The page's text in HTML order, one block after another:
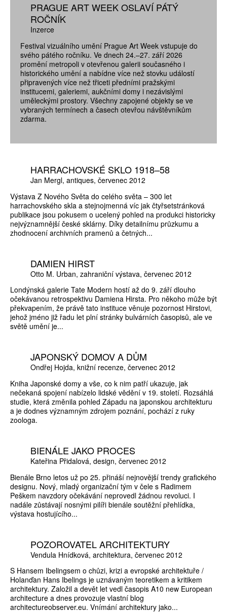
PRAGUE ART WEEK OSLAVÍ PÁTÝ
ROČNÍK
Inzerce
Festival vizuálního umění Prague Art Week vstupuje do
svého pátého ročníku. Ve dnech 24.–27. září 2026
promění metropoli v otevřenou galerii současného i
historického umění a nabídne více než stovku událostí
připravených více než třiceti předními pražskými
institucemi, galeriemi, aukčními domy i nezávislými
uměleckými prostory. Všechny zapojené objekty se ve
vybraných termínech a časech otevřou návštěvníkům
zdarma.
HARRACHOVSKÉ SKLO 1918–58
Jan Mergl antiques červenec 2012
Výstava Z Nového Světa do celého světa – 300 let
harrachovského skla a stejnojmenná víc jak čtyřsetstránková
publikace jsou pokusem o ucelený pohled na produkci historicky
nejvýznamnější české sklárny. Díky detailnímu průzkumu a
zhodnocení archivních pramenů a četných...
DAMIEN HIRST
Otto M. Urban zahraniční výstava červenec 2012
Londýnská galerie Tate Modern hostí až do 9. září dlouho
očekávanou retrospektivu Damiena Hirsta. Pro někoho může být
překvapením, že právě tato instituce věnuje pozornost Hirstovi,
jehož jméno již řadu let plní stránky bulvárních časopisů, ale ve
světě umění je...
JAPONSKÝ DOMOV A DŮM
Ondřej Hojda knižní recenze červenec 2012
Kniha Japonské domy a vše, co k nim patří ukazuje, jak
nečekaná spojení nabízelo lidské vědění v 19. století. Rozsáhlá
studie, která změnila pohled Západu na japonskou architekturu
a je dodnes významným zdrojem poznání, pochází z ruky
zoologa.
BIENÁLE JAKO PROCES
Kateřina Přidalová design červenec 2012
Bienále Brno letos už po 25. přináší nejnovější trendy grafického
designu. Nový, mladý organizační tým v čele s Radimem
Peškem navzdory očekávání neprovedl žádnou revoluci. I
nadále zůstávají nosnými pilíři bienále soutěžní přehlídka,
výstava hostujícího...
POZOROVATEL ARCHITEKTURY
Vendula Hnídková architektura červenec 2012
S Hansem Ibelingsem o chůzi, krizi a evropské architektuře /
Holanďan Hans Ibelings je uznávaným teoretikem a kritikem
architektury. Založil a devět let vedl časopis A10 new European
architecture a dnes provozuje vlastní blog
architectureobserver.eu. Vnímání architektury jako...